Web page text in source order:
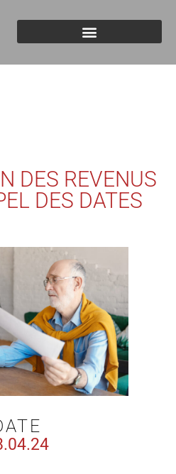
DES REVENUS
DES DATES